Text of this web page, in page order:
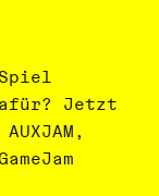
Jetzt